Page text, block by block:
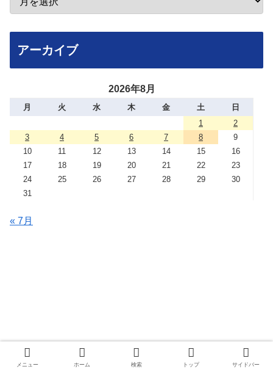
アーカイブ
2026年8月
月 火 水 木 金 土
日
1
2
3
4 5 6 7 8
9
10
11 12 13 14 15
16
17
18 19 20 21 22
23
24
25 26 27 28 29
30
31
« 7月
メニュー ホーム 検索 トップ サイドバー